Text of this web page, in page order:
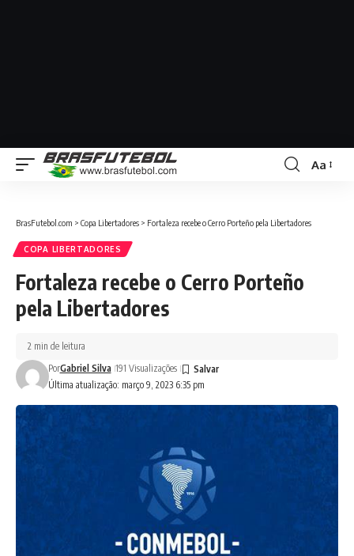
Aa
BrasFutebol.com > Copa Libertadores > Fortaleza recebe o Cerro Porteño pela Libertadores
COPA LIBERTADORES
Fortaleza recebe o Cerro Porteño
pela Libertadores
Última atualização: março 9, 2023 6:35 pm
PorGabriel Silva 191 Visualizações
2 min de leitura